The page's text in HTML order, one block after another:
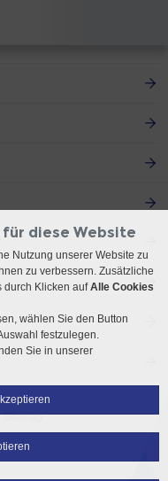
Sitemap
für diese Website
Nutzung unserer Website zu
zu verbessern. Zusätzliche
durch Klicken aufAlle Cookies
wählen Sie den Button
festzulegen.
Sie in unserer